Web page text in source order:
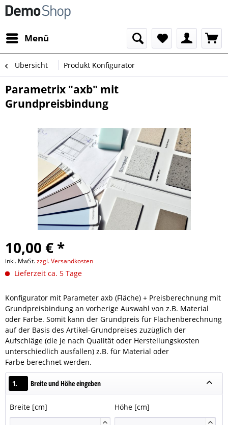
Menü
Übersicht Produkt Konfigurator
Parametrix "axb" mit
Grundpreisbindung
10,00 € *
inkl. MwSt.zzgl. Versandkosten
Lieferzeit ca. 5 Tage
Konfigurator mit Parameter axb (Fläche) + Preisberechnung mit
Grundpreisbindung an vorherige Auswahl von z.B. Material
oder Farbe. Somit kann der Grundpreis für Flächenberechnung
auf der Basis des Artikel-Grundpreises zuzüglich der
Aufschläge (die je nach Qualität oder Herstellungskosten
unterschiedlich ausfallen) z.B. für Material oder
Farbe berechnet werden.
1. Breite und Höhe eingeben
Breite [cm]

Höhe [cm]
